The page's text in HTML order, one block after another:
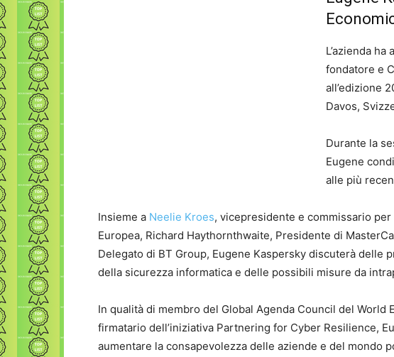
L’azienda
fondatore e
all’edizione
Davos,
Durante la
Eugene
alle più
Insieme a Neelie Kroes, vicepresidente e commissario per
Europea, Richard Haythornthwaite, Presidente di
Delegato di BT Group, Eugene Kaspersky discuterà delle
della sicurezza informatica e delle possibili misure da
In qualità di membro del Global Agenda Council del World
firmatario dell’iniziativa Partnering for Cyber Resilience,
aumentare la consapevolezza delle aziende e del mondo